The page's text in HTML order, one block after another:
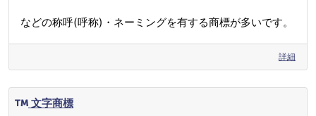
などの称呼(呼称)・ネーミングを有する商標が多いです。
詳細
文字商標